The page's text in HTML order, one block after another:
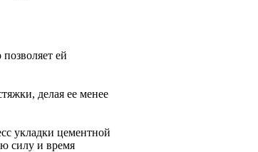
ей
делая ее менее
укладки цементной
силу и время